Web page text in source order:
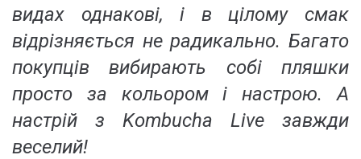
видах однакові, і в цілому смак
відрізняється не радикально. Багато
покупців вибирають собі пляшки
просто за кольором і настрою. А
настрій з Kombucha Live завжди
веселий!